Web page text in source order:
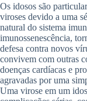
Os idosos são
viroses devido a uma
natural do sistema
imunossenescência,
defesa contra novos
convivem com outras
doenças cardíacas e
agravadas por uma
Uma virose em um